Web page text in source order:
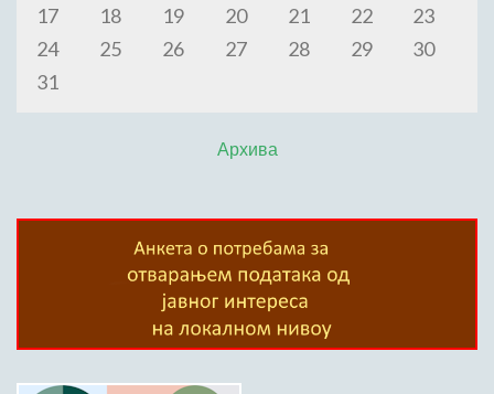
17
18 19 20 21 22
23
24
25 26 27 28 29
30
31
Архива